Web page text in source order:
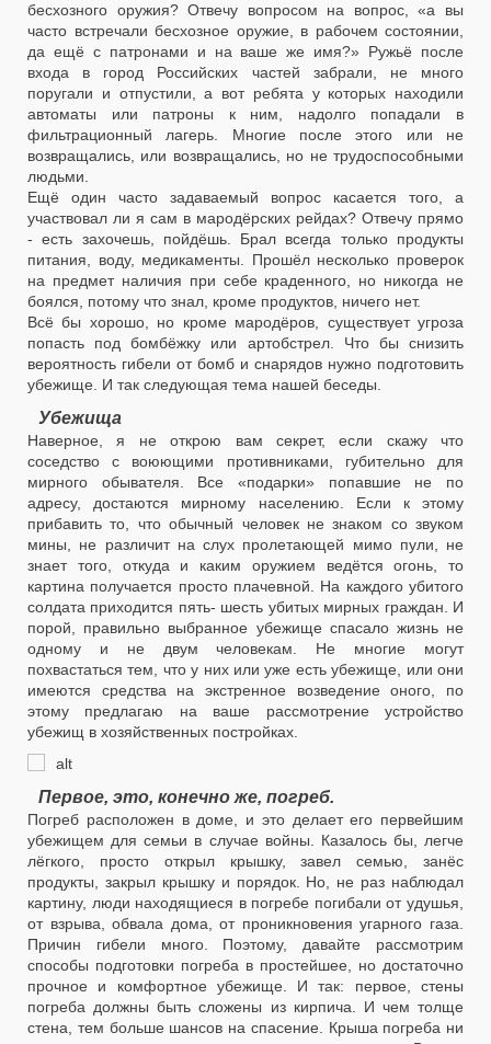
бесхозного оружия? Отвечу вопросом на вопрос, «а вы
часто встречали бесхозное оружие, в рабочем состоянии,
да ещё с патронами и на ваше же имя?» Ружьё после
входа в город Российских частей забрали, не много
поругали и отпустили, а вот ребята у которых находили
автоматы или патроны к ним, надолго попадали в
фильтрационный лагерь. Многие после этого или не
возвращались, или возвращались, но не трудоспособными
людьми.
Ещё один часто задаваемый вопрос касается того, а
участвовал ли я сам в мародёрских рейдах? Отвечу прямо
- есть захочешь, пойдёшь. Брал всегда только продукты
питания, воду, медикаменты. Прошёл несколько проверок
на предмет наличия при себе краденного, но никогда не
боялся, потому что знал, кроме продуктов, ничего нет.
Всё бы хорошо, но кроме мародёров, существует угроза
попасть под бомбёжку или артобстрел. Что бы снизить
вероятность гибели от бомб и снарядов нужно подготовить
убежище. И так следующая тема нашей беседы.
Убежища
Наверное, я не открою вам секрет, если скажу что
соседство с воюющими противниками, губительно для
мирного обывателя. Все «подарки» попавшие не по
адресу, достаются мирному населению. Если к этому
прибавить то, что обычный человек не знаком со звуком
мины, не различит на слух пролетающей мимо пули, не
знает того, откуда и каким оружием ведётся огонь, то
картина получается просто плачевной. На каждого убитого
солдата приходится пять- шесть убитых мирных граждан. И
порой, правильно выбранное убежище спасало жизнь не
одному и не двум человекам. Не многие могут
похвастаться тем, что у них или уже есть убежище, или они
имеются средства на экстренное возведение оного, по
этому предлагаю на ваше рассмотрение устройство
убежищ в хозяйственных постройках.
Первое, это, конечно же, погреб.
Погреб расположен в доме, и это делает его первейшим
убежищем для семьи в случае войны. Казалось бы, легче
лёгкого, просто открыл крышку, завел семью, занёс
продукты, закрыл крышку и порядок. Но, не раз наблюдал
картину, люди находящиеся в погребе погибали от удушья,
от взрыва, обвала дома, от проникновения угарного газа.
Причин гибели много. Поэтому, давайте рассмотрим
способы подготовки погреба в простейшее, но достаточно
прочное и комфортное убежище. И так: первое, стены
погреба должны быть сложены из кирпича. И чем толще
стена, тем больше шансов на спасение. Крыша погреба ни